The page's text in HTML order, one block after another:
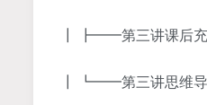
┃ ┣━━第三讲课后充
┃ ┗━━第三讲思维导